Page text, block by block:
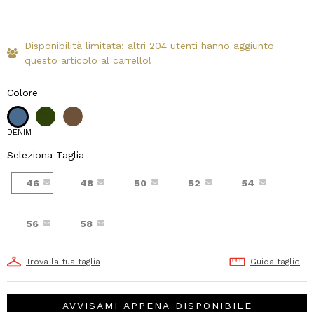
Disponibilità limitata: altri 204 utenti hanno aggiunto
questo articolo al carrello!
Colore
DENIM
Seleziona Taglia
46 48 50 52 54
56 58
Trova la tua taglia Guida taglie
AVVISAMI APPENA DISPONIBILE